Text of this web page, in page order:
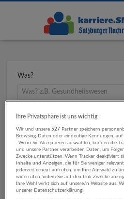
Was?
Wo?
Umkreis
Ihre Privatsphäre ist uns wichtig
Wir und unsere527 Partner speichern
Browsing-Daten oder eindeutige Kennungen,
. Wenn Sie Akzeptieren auswählen, können die
und unsere Partner verarbeiten Daten, um
Zwecke unterstützen. Wenn Tracker deaktiviert
Inhalte und Anzeigen, die für Sie weniger
jederzeit erneut aufrufen, um Ihre Auswahl zu
widerrufen, indem Sie auf den Link Zwecke
Ihre Wahl wirkt sich auf unsere/n Website aus.
unserer Datenschutzerklärung.